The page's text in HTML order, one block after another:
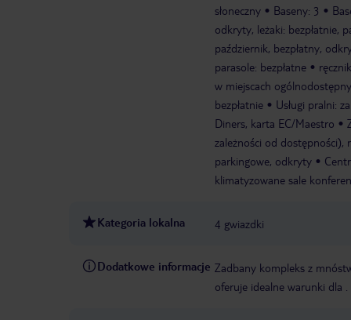
słoneczny
Baseny: 3
odkryty, leżaki: bezpłatnie,
październik, bezpłatny,
parasole: bezpłatne
w miejscach
bezpłatnie
Usługi pralni:
Diners, karta EC/Maestro
zależności od dostępności),
parkingowe, odkryty
klimatyzowane sale
Kategoria lokalna 4 gwiazdki
Dodatkowe informacje Zadbany kompleks z
oferuje idealne warunki dla .